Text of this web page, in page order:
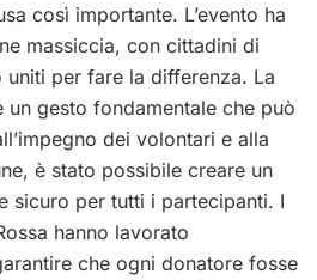
così importante. L’evento ha
massiccia, con cittadini di
uniti per fare la differenza. La
un gesto fondamentale che può
dei volontari e alla
è stato possibile creare un
sicuro per tutti i partecipanti. I
hanno lavorato
che ogni donatore fosse